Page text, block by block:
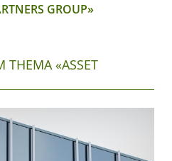
GROUP»
THEMA «ASSET